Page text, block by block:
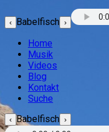
‹ Babelfisch ›
Home
Musik
Videos
Blog
Kontakt
Suche
‹ Babelfisch ›